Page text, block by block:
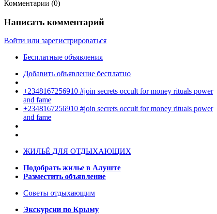
Комментарии (0)
Написать комментарий
Войти или зарегистрироваться
Бесплатные объявления
Добавить объявление бесплатно
+2348167256910 #join secrets occult for money rituals power
and fame
+2348167256910 #join secrets occult for money rituals power
and fame
ЖИЛЬЁ ДЛЯ ОТДЫХАЮЩИХ
Подобрать жилье в Алуште
Разместить объявление
Советы отдыхающим
Экскурсии по Крыму